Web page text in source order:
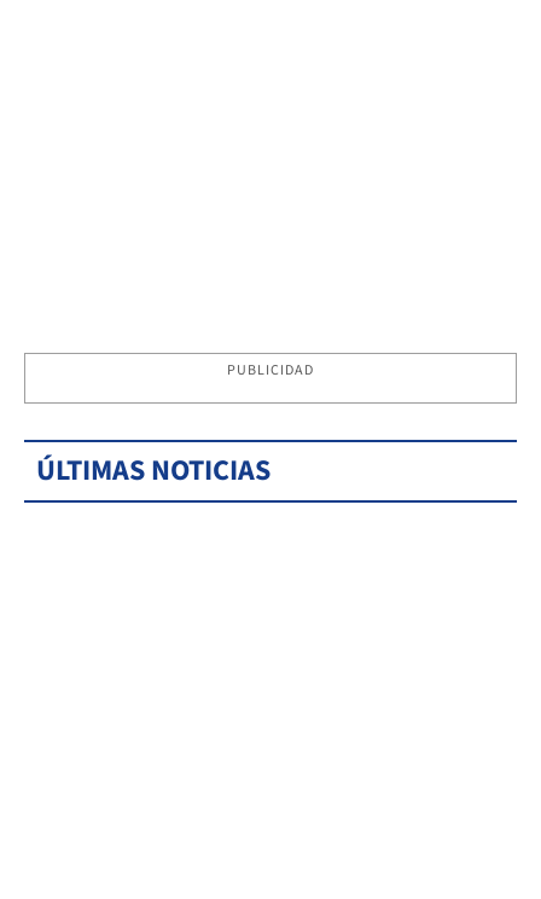
PUBLICIDAD
ÚLTIMAS NOTICIAS